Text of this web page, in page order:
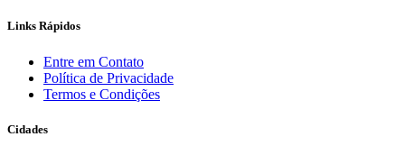
Links Rápidos
Entre em Contato
Política de Privacidade
Termos e Condições
Cidades